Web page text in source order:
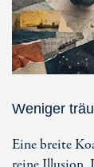
Weniger
Eine breite